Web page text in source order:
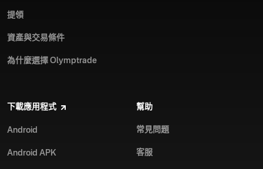
提領
資產與交易條件
為什麼選擇 Olymptrade
下載應用程式
Android
Android APK
幫助
常見問題
客服